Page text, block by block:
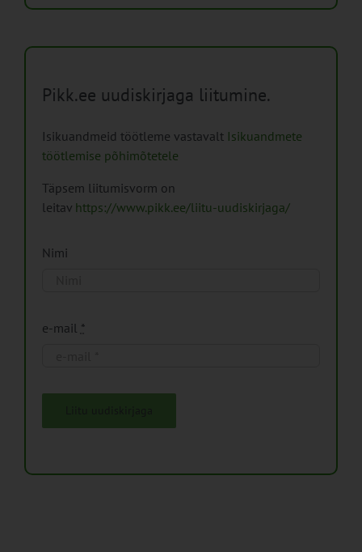
Pikk.ee uudiskirjaga liitumine.
Isikuandmeid töötleme vastavalt Isikuandmete
töötlemise põhimõtetele
Täpsem liitumisvorm on
leitav https://www.pikk.ee/liitu-uudiskirjaga/
Nimi
e-mail *